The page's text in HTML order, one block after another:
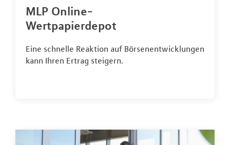
MLP Online-
Wertpapierdepot
Eine schnelle Reaktion auf Börsenentwicklungen
kann Ihren Ertrag steigern.